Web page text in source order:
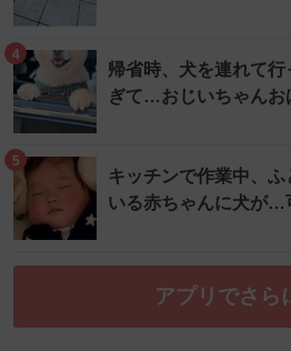
4
帰省時、犬を連れて
ぎて…おじいちゃん
5
キッチンで作業中、
いる赤ちゃんに犬が
アプリでさら